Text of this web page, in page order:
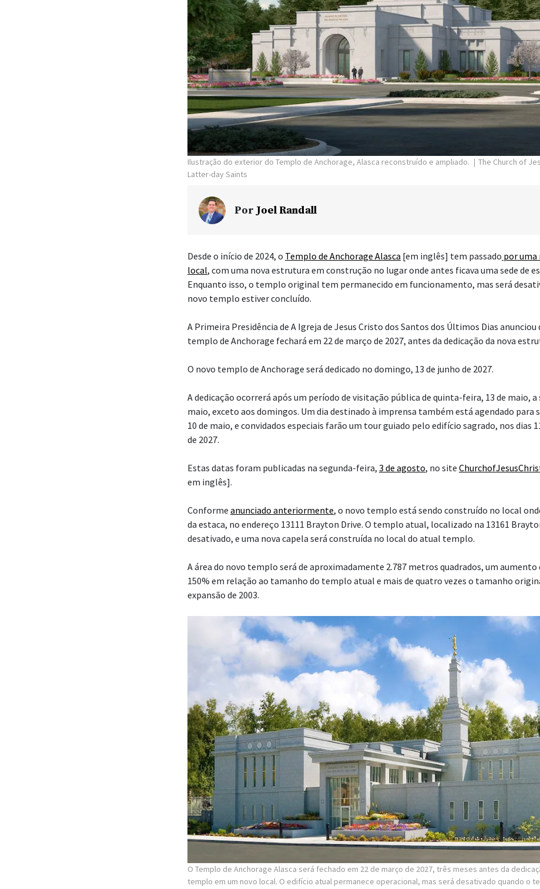
Ilustração do exterior do Templo de Anchorage, Alasca reconstruído e ampliado.
The Church of
Latter-day Saints
Por Joel Randall
Desde o início de 2024, o Templo de Anchorage Alasca [em inglês] tem passado por uma
local, com uma nova estrutura em construção no lugar onde antes ficava uma sede de
Enquanto isso, o templo original tem permanecido em funcionamento, mas será
novo templo estiver concluído.
A Primeira Presidência de A Igreja de Jesus Cristo dos Santos dos Últimos Dias anunciou
templo de Anchorage fechará em 22 de março de 2027, antes da dedicação da nova
O novo templo de Anchorage será dedicado no domingo, 13 de junho de 2027.
A dedicação ocorrerá após um período de visitação pública de quinta-feira, 13 de maio, a
maio, exceto aos domingos. Um dia destinado à imprensa também está agendado para
10 de maio, e convidados especiais farão um tour guiado pelo edifício sagrado, nos dias
de 2027.
Estas datas foram publicadas na segunda-feira, 3 de agosto, no site
em inglês].
Conforme anunciado anteriormente, o novo templo está sendo construído no local
da estaca, no endereço 13111 Brayton Drive. O templo atual, localizado na 13161
desativado, e uma nova capela será construída no local do atual templo.
A área do novo templo será de aproximadamente 2.787 metros quadrados, um aumento
150% em relação ao tamanho do templo atual e mais de quatro vezes o tamanho
expansão de 2003.
O Templo de Anchorage Alasca será fechado em 22 de março de 2027, três meses antes da
templo em um novo local. O edifício atual permanece operacional, mas será desativado quando o